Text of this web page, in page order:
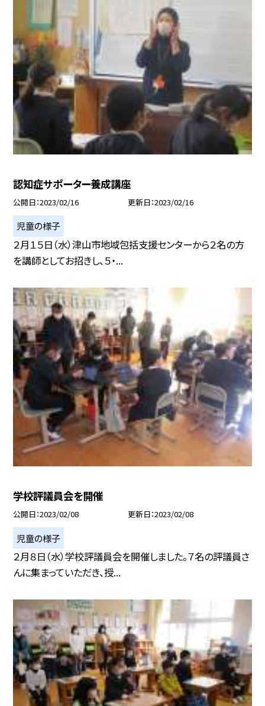
認知症サポーター養成講座
公開日 2023/02/16 更新日 2023/02/16
児童の様子
２月１５日（水）津山市地域包括支援センターから２名の方
を講師としてお招きし、５・...
学校評議員会を開催
公開日 2023/02/08 更新日 2023/02/08
児童の様子
２月８日（水）学校評議員会を開催しました。７名の評議員さ
んに集まっていただき、授...